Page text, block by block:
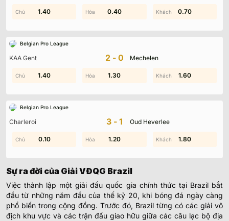
0.90 1.40 0.40
1.40 0.40 0.70
Belgian Pro League
KAA Gent 2-0 Mechelen
1.40 1.20 0.30
1.40 1.30 1.60
Belgian Pro League
Charleroi 3-1 Oud Heverlee
1.20 0.30 0.90
0.10 1.20 1.80
nhấtvới đầy đủ tỷ số, diễn biến và bảng xếp hạng sau từng
vòng đấu. Giải vô địch quốc gia Brazil luôn là tâm điểm chú ý
sao sáng giá. Tại
Kqbd24.com, bạn có thể theo dõi
như Flamengo, Palmeiras, Fluminense hay Santos. Tất cả được
cập nhật nhanh, chính xác, liên tục từng phút
Mỹ.
Sự ra đời của Giải VĐQG Brazil
Việc thành lập một giải đấu quốc gia chính thức tại Brazil bắt
đầu từ những năm đầu của thế kỷ 20, khi bóng đá ngày càng
phổ biến trong cộng đồng. Trước đó, Brazil từng có các giải vô
địch khu vực và các trận đấu giao hữu giữa các câu lạc bộ địa